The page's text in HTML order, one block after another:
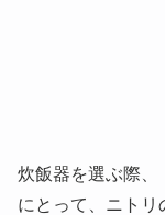
炊飯器を選ぶ際、
にとって、ニトリ